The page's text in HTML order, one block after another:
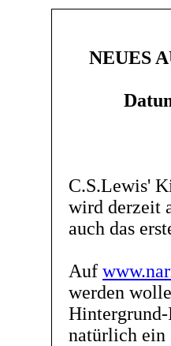
NEUES
C.S.Lewis'
wird derzeit
auch das
Auf
werden
natürlich ein